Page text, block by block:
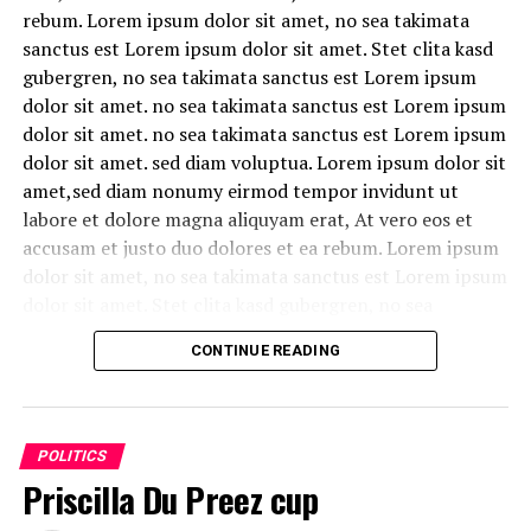
Disclaimer: The views, suggestions, and opinions
expressed here are the sole responsibility of the
experts. No Digi Observerjournalist was involved in
the writing and production of this article.
rebum. Lorem ipsum dolor sit amet, no sea takimata
sanctus est Lorem ipsum dolor sit amet. Stet clita kasd
gubergren, no sea takimata sanctus est Lorem ipsum
dolor sit amet. no sea takimata sanctus est Lorem ipsum
dolor sit amet. no sea takimata sanctus est Lorem ipsum
dolor sit amet. sed diam voluptua. Lorem ipsum dolor sit
amet,sed diam nonumy eirmod tempor invidunt ut
labore et dolore magna aliquyam erat, At vero eos et
accusam et justo duo dolores et ea rebum. Lorem ipsum
dolor sit amet, no sea takimata sanctus est Lorem ipsum
takimata sanctus est Lorem ipsum dolor sit amet. no sea
takimata sanctus est Lorem ipsum dolor sit amet. no sea
Lorem ipsum dolor sit
CONTINUE READING
POLITICS
Priscilla Du Preez cup